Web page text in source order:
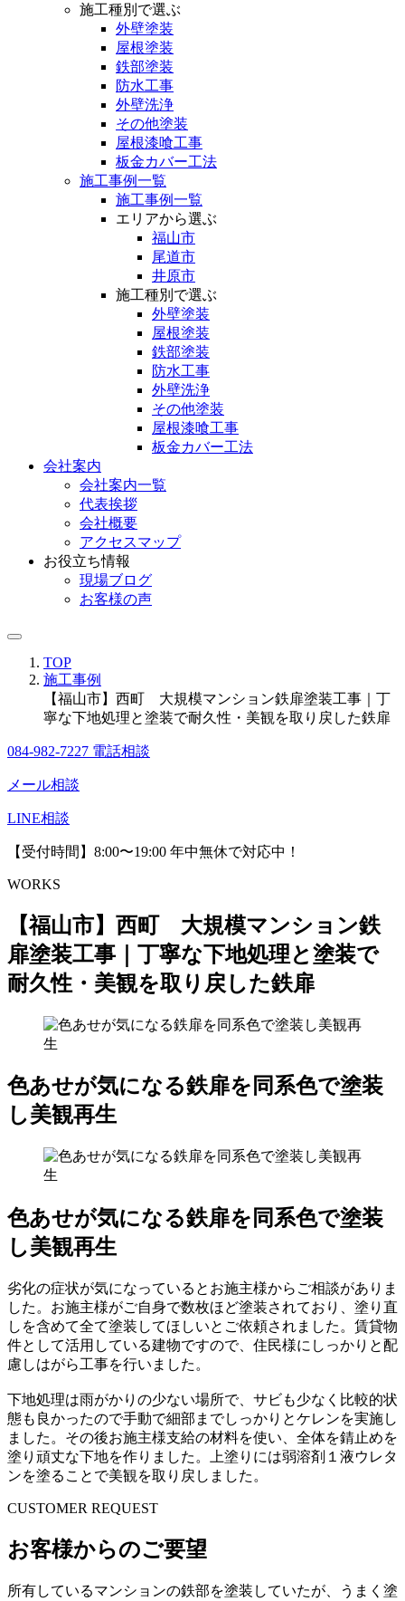
施工種別で選ぶ
外壁塗装
屋根塗装
鉄部塗装
防水工事
外壁洗浄
その他塗装
屋根漆喰工事
板金カバー工法
施工事例一覧
施工事例一覧
エリアから選ぶ
福山市
尾道市
井原市
施工種別で選ぶ
外壁塗装
屋根塗装
鉄部塗装
防水工事
外壁洗浄
その他塗装
屋根漆喰工事
板金カバー工法
会社案内
会社案内一覧
代表挨拶
会社概要
アクセスマップ
お役立ち情報
現場ブログ
お客様の声
TOP
施工事例
【福山市】西町 大規模マンション鉄扉塗装工事｜丁
寧な下地処理と塗装で耐久性・美観を取り戻した鉄扉
084-982-7227 電話相談
メール相談
LINE相談
【受付時間】8:00〜19:00 年中無休で対応中！
WORKS
【福山市】西町 大規模マンション鉄
扉塗装工事｜丁寧な下地処理と塗装で
耐久性・美観を取り戻した鉄扉
色あせが気になる鉄扉を同系色で塗装
し美観再生
色あせが気になる鉄扉を同系色で塗装
し美観再生
劣化の症状が気になっているとお施主様からご相談がありま
した。お施主様がご自身で数枚ほど塗装されており、塗り直
しを含めて全て塗装してほしいとご依頼されました。賃貸物
件として活用している建物ですので、住民様にしっかりと配
慮しはがら工事を行いました。
下地処理は雨がかりの少ない場所で、サビも少なく比較的状
態も良かったので手動で細部までしっかりとケレンを実施し
ました。その後お施主様支給の材料を使い、全体を錆止めを
塗り頑丈な下地を作りました。上塗りには弱溶剤１液ウレタ
ンを塗ることで美観を取り戻しました。
CUSTOMER REQUEST
お客様からのご要望
所有しているマンションの鉄部を塗装していたが、うまく塗